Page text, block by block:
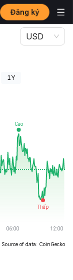
Đăng ký
USD
1Y
Source of data: CoinGecko